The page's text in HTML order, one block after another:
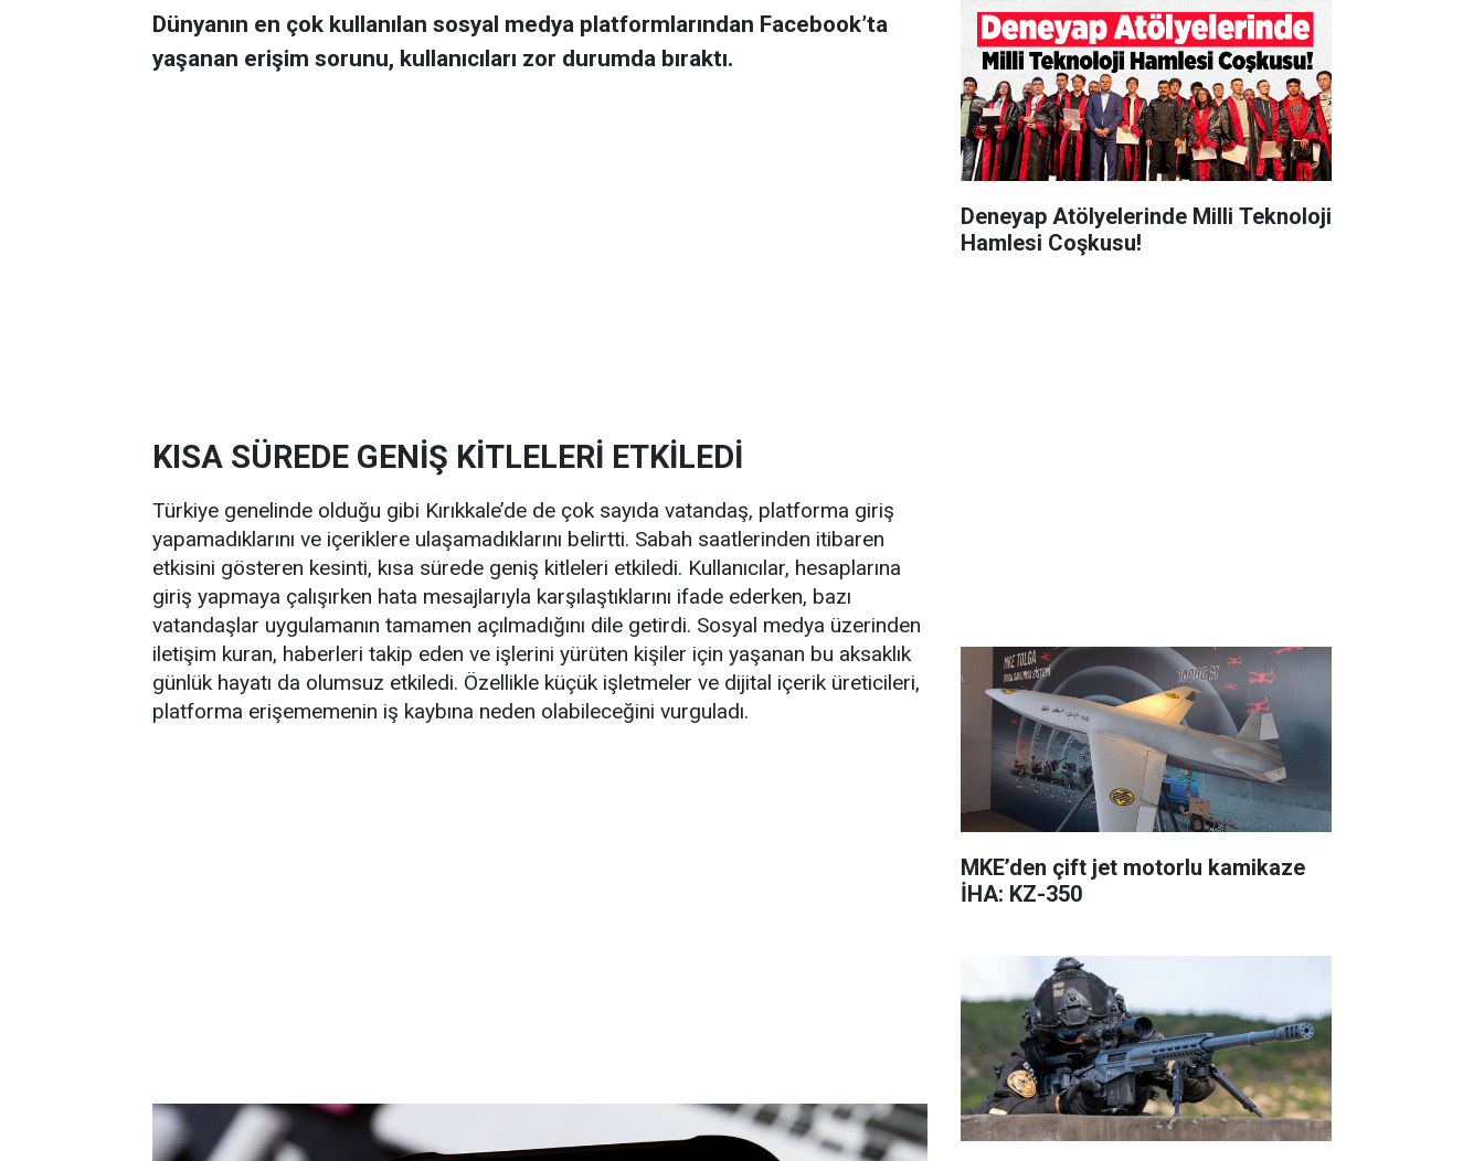
Dünyanın en çok kullanılan sosyal medya platformlarından Facebook’ta
yaşanan erişim sorunu, kullanıcıları zor durumda bıraktı.
KISA SÜREDE GENİŞ KİTLELERİ ETKİLEDİ
Türkiye genelinde olduğu gibi Kırıkkale’de de çok sayıda vatandaş, platforma giriş
yapamadıklarını ve içeriklere ulaşamadıklarını belirtti. Sabah saatlerinden itibaren
etkisini gösteren kesinti, kısa sürede geniş kitleleri etkiledi. Kullanıcılar, hesaplarına
giriş yapmaya çalışırken hata mesajlarıyla karşılaştıklarını ifade ederken, bazı
vatandaşlar uygulamanın tamamen açılmadığını dile getirdi. Sosyal medya üzerinden
iletişim kuran, haberleri takip eden ve işlerini yürüten kişiler için yaşanan bu aksaklık
günlük hayatı da olumsuz etkiledi. Özellikle küçük işletmeler ve dijital içerik üreticileri,
platforma erişememenin iş kaybına neden olabileceğini vurguladı.
Deneyap Atölyelerinde Milli Teknoloji
Hamlesi Coşkusu!
MKE’den çift jet motorlu kamikaze
İHA: KZ-350